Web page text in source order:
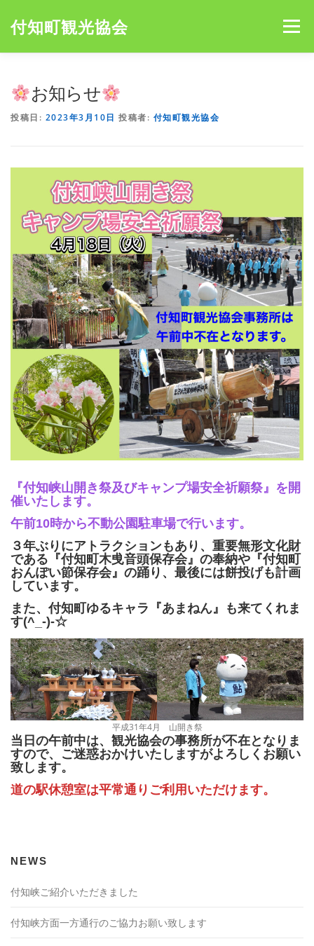
付知町観光協会 メニュー
お知らせ
投稿日: 2023年3月10日 投稿者: 付知町観光協会
『付知峡山開き祭及びキャンプ場安全祈願祭』を開
催いたします。
午前10時から不動公園駐車場で行います。
３年ぶりにアトラクションもあり、重要無形文化財
である『付知町木曵音頭保存会』の奉納や『付知町
おんぽい節保存会』の踊り、最後には餅投げも計画
しています。
また、付知町ゆるキャラ『あまねん』も来てくれま
す(^_-)-☆
平成31年4月 山開き祭
当日の午前中は、観光協会の事務所が不在となりま
すので、ご迷惑おかけいたしますがよろしくお願い
致します。
道の駅休憩室は平常通りご利用いただけます。
NEWS
付知峡ご紹介いただきました
付知峡方面一方通行のご協力お願い致します